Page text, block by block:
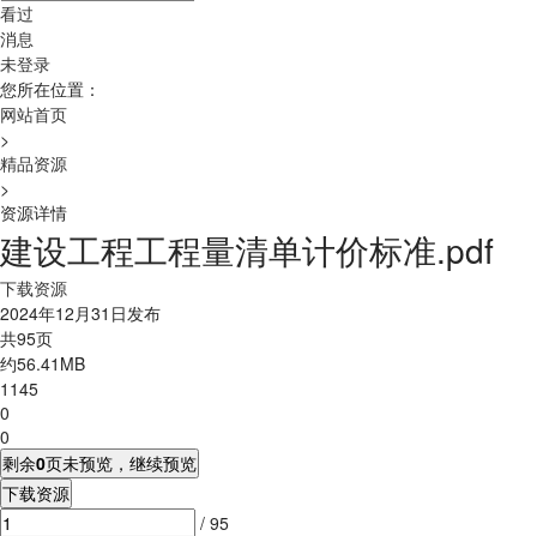
看过
消息
未登录
您所在位置：
网站首页
>
精品资源
>
资源详情
建设工程工程量清单计价标准.pdf
下载资源
2024年12月31日发布
共95页
约56.41MB
1145
0
0
剩余0页未预览，继续预览
下载资源
/ 95